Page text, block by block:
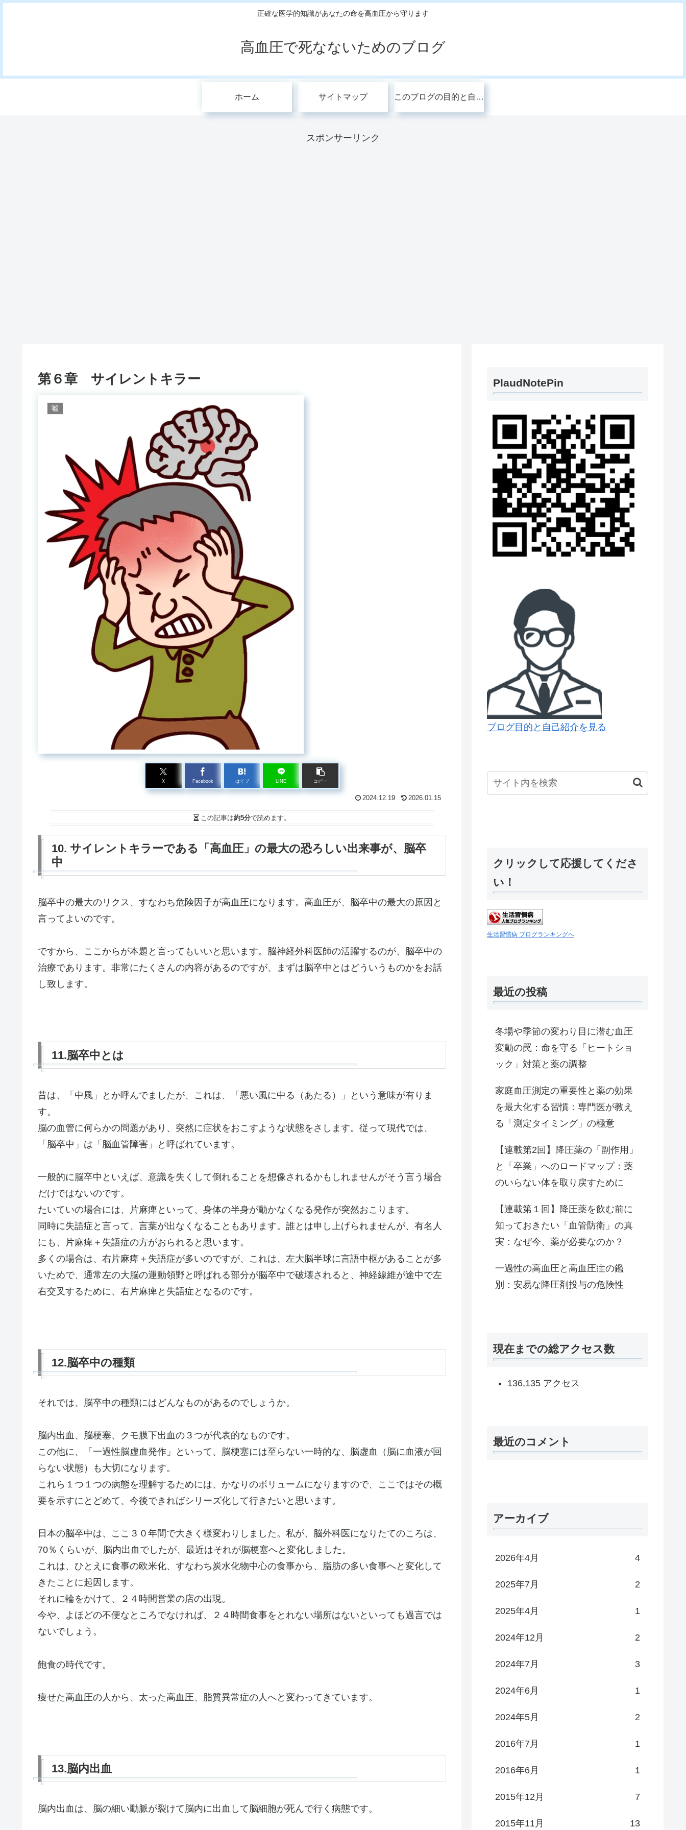
正確な医学的知識があなたの命を高血圧から守ります
高血圧で死なないためのブログ
ホーム サイトマップ このブログの目的と自己紹介
スポンサーリンク
第６章 サイレントキラー
嘘
X Facebook はてブ LINE コピー
2024.12.19 2026.01.15
この記事は約5分で読めます。
10. サイレントキラーである「高血圧」の最大の恐ろしい出来事が、脳卒
中
脳卒中の最大のリクス、すなわち危険因子が高血圧になります。高血圧が、脳卒中の最大の原因と
言ってよいのです。
ですから、ここからが本題と言ってもいいと思います。脳神経外科医師の活躍するのが、脳卒中の
治療であります。非常にたくさんの内容があるのですが、まずは脳卒中とはどういうものかをお話
し致します。
11.脳卒中とは
昔は、「中風」とか呼んでましたが、これは、「悪い風に中る（あたる）」という意味が有りま
す。
脳の血管に何らかの問題があり、突然に症状をおこすような状態をさします。従って現代では、
「脳卒中」は「脳血管障害」と呼ばれています。
一般的に脳卒中といえば、意識を失くして倒れることを想像されるかもしれませんがそう言う場合
だけではないのです。
たいていの場合には、片麻痺といって、身体の半身が動かなくなる発作が突然おこります。
同時に失語症と言って、言葉が出なくなることもあります。誰とは申し上げられませんが、有名人
にも、片麻痺＋失語症の方がおられると思います。
多くの場合は、右片麻痺＋失語症が多いのですが、これは、左大脳半球に言語中枢があることが多
いためで、通常左の大脳の運動領野と呼ばれる部分が脳卒中で破壊されると、神経線維が途中で左
右交叉するために、右片麻痺と失語症となるのです。
12.脳卒中の種類
それでは、脳卒中の種類にはどんなものがあるのでしょうか。
脳内出血、脳梗塞、クモ膜下出血の３つが代表的なものです。
この他に、「一過性脳虚血発作」といって、脳梗塞には至らない一時的な、脳虚血（脳に血液が回
らない状態）も大切になります。
これら１つ１つの病態を理解するためには、かなりのボリュームになりますので、ここではその概
要を示すにとどめて、今後できればシリーズ化して行きたいと思います。
日本の脳卒中は、ここ３０年間で大きく様変わりしました。私が、脳外科医になりたてのころは、
70％くらいが、脳内出血でしたが、最近はそれが脳梗塞へと変化しました。
これは、ひとえに食事の欧米化、すなわち炭水化物中心の食事から、脂肪の多い食事へと変化して
きたことに起因します。
それに輪をかけて、２４時間営業の店の出現。
今や、よほどの不便なところでなければ、２４時間食事をとれない場所はないといっても過言では
ないでしょう。
飽食の時代です。
痩せた高血圧の人から、太った高血圧、脂質異常症の人へと変わってきています。
13.脳内出血
脳内出血は、脳の細い動脈が裂けて脳内に出血して脳細胞が死んで行く病態です。
PlaudNotePin
ブログ目的と自己紹介を見る
クリックして応援してくださ
い！
生活習慣病 ブログランキングへ
最近の投稿
冬場や季節の変わり目に潜む血圧
変動の罠：命を守る「ヒートショ
ック」対策と薬の調整
家庭血圧測定の重要性と薬の効果
を最大化する習慣：専門医が教え
る「測定タイミング」の極意
【連載第2回】降圧薬の「副作用」
と「卒業」へのロードマップ：薬
のいらない体を取り戻すために
【連載第１回】降圧薬を飲む前に
知っておきたい「血管防衛」の真
実：なぜ今、薬が必要なのか？
一過性の高血圧と高血圧症の鑑
別：安易な降圧剤投与の危険性
現在までの総アクセス数
136,135 アクセス
最近のコメント
アーカイブ
2026年4月 4
2025年7月 2
2025年4月 1
2024年12月 2
2024年7月 3
2024年6月 1
2024年5月 2
2016年7月 1
2016年6月 1
2015年12月 7
2015年11月 13